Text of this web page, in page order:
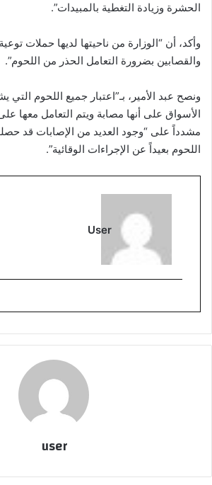
الحشرة وزيادة التغطية بالمبيدات”.
وأكد، أن “الوزارة من ناحيتها لديها حملات
والقصابين بضرورة التعامل الحذر من اللحوم”.
ونصح عبد الأمير، بـ”اعتبار جميع اللحوم التي
الأسواق على أنها مصابة ويتم التعامل معها
مشدداً على “وجود العديد من الإصابات قد
اللحوم بعيداً عن الإجراءات الوقائية”.
User
user